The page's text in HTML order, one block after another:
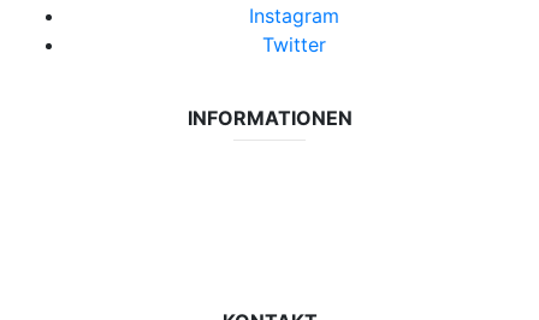
Instagram
Twitter
INFORMATIONEN